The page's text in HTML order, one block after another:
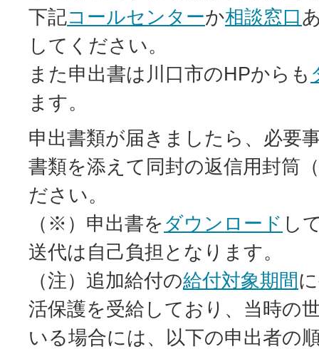
下記コールセンターか相談窓口
してください。
また申出書は川口市のHPからも
ます。
申出書類が届きましたら、必要
書類を添えて同封の返信用封筒
ださい。
（※）申出書をダウンロード し
送代は自己負担となります。
（注）追加給付の給付対象期間
活保護を受給しており、当時の
いる場合には、以下の申出者の